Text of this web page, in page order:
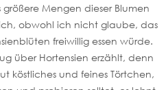
größere Mengen dieser Blumen
obwohl ich nicht glaube, das
freiwillig essen würde.
über Hortensien erzählt, denn
köstliches und feines Törtchen,